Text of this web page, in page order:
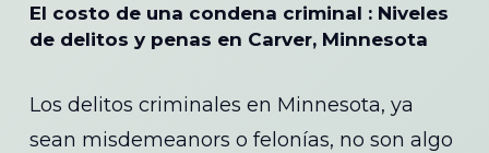
El costo de una condena criminal : Niveles
de delitos y penas en Carver, Minnesota
Los delitos criminales en Minnesota, ya
sean misdemeanors o felonías, no son algo